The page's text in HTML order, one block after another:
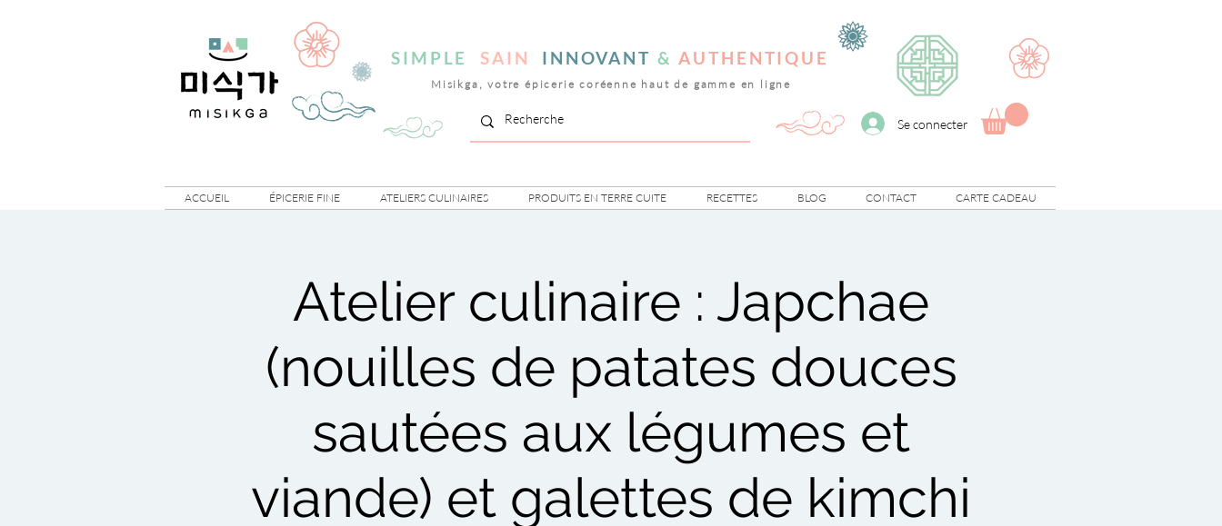
SIMPLE SAIN INNOVANT & AUTHENTIQUE
Misikga, votre épicerie coréenne haut de gamme en ligne
Se connecter
ACCUEIL ÉPICERIE FINE ATELIERS CULINAIRES PRODUITS EN TERRE CUITE RECETTES BLOG CONTACT CARTE CADEAU
Atelier culinaire : Japchae
(nouilles de patates douces
sautées aux légumes et
viande) et galettes de kimchi